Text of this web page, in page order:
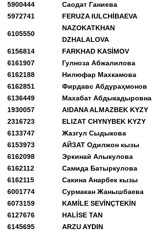
5900444
Саодат Ганиева
5972741
FERUZA IULCHİBAEVA
6105550
NAZOKATKHAN
DZHALALOVA
6156814 FARKHAD KASİMOV
6161907
Гулноза Абжалилова
6162188
Нилюфар Махкамова
6162851
Фирдавс Абдураҳмонов
6136449
Махабат Абдыкадыровна
1930057
AIDANA ALMAZBEK KYZY
2316723
ELIZAT CHYNYBEK KYZY
6133747
Жазгул Сыдыкова
6153973
АЙЗАТ Одилжон кызы
6162098
Эркинай Алыкулова
6162112
Самида Батыркулова
6162115
Сакина Анарбек кызы
6001774
Сурмакан Жанышбаева
6073159
KAMİLE SEVİNÇTEKİN
6127676
HALİSE TAN
6145695
ARZU AYDIN